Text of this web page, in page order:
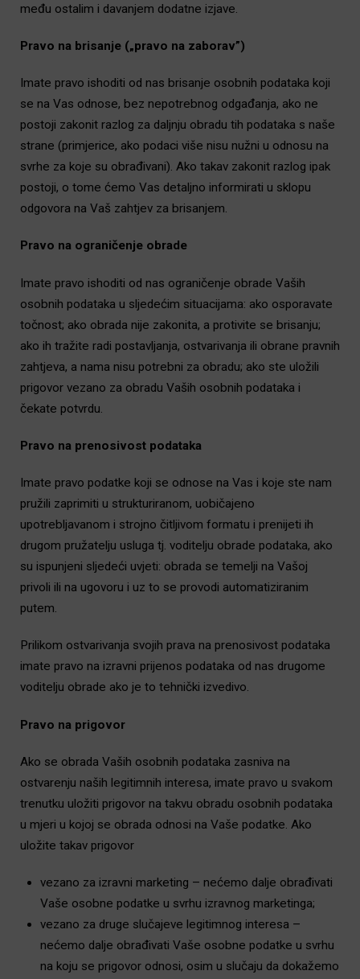
među ostalim i davanjem dodatne izjave.
Pravo na brisanje („pravo na zaborav”)
Imate pravo ishoditi od nas brisanje osobnih podataka koji
se na Vas odnose, bez nepotrebnog odgađanja, ako ne
postoji zakonit razlog za daljnju obradu tih podataka s naše
strane (primjerice, ako podaci više nisu nužni u odnosu na
svrhe za koje su obrađivani). Ako takav zakonit razlog ipak
postoji, o tome ćemo Vas detaljno informirati u sklopu
odgovora na Vaš zahtjev za brisanjem.
Pravo na ograničenje obrade
Imate pravo ishoditi od nas ograničenje obrade Vaših
osobnih podataka u sljedećim situacijama: ako osporavate
točnost; ako obrada nije zakonita, a protivite se brisanju;
ako ih tražite radi postavljanja, ostvarivanja ili obrane pravnih
zahtjeva, a nama nisu potrebni za obradu; ako ste uložili
prigovor vezano za obradu Vaših osobnih podataka i
čekate potvrdu.
Pravo na prenosivost podataka
Imate pravo podatke koji se odnose na Vas i koje ste nam
pružili zaprimiti u strukturiranom, uobičajeno
upotrebljavanom i strojno čitljivom formatu i prenijeti ih
drugom pružatelju usluga tj. voditelju obrade podataka, ako
su ispunjeni sljedeći uvjeti: obrada se temelji na Vašoj
privoli ili na ugovoru i uz to se provodi automatiziranim
putem.
Prilikom ostvarivanja svojih prava na prenosivost podataka
imate pravo na izravni prijenos podataka od nas drugome
voditelju obrade ako je to tehnički izvedivo.
Pravo na prigovor
Ako se obrada Vaših osobnih podataka zasniva na
ostvarenju naših legitimnih interesa, imate pravo u svakom
trenutku uložiti prigovor na takvu obradu osobnih podataka
u mjeri u kojoj se obrada odnosi na Vaše podatke. Ako
uložite takav prigovor
vezano za izravni marketing – nećemo dalje obrađivati
Vaše osobne podatke u svrhu izravnog marketinga;
vezano za druge slučajeve legitimnog interesa –
nećemo dalje obrađivati Vaše osobne podatke u svrhu
na koju se prigovor odnosi, osim u slučaju da dokažemo